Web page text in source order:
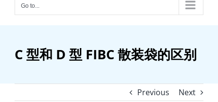
Go to...
C 型和 D 型 FIBC 散装袋的区别
Previous Next